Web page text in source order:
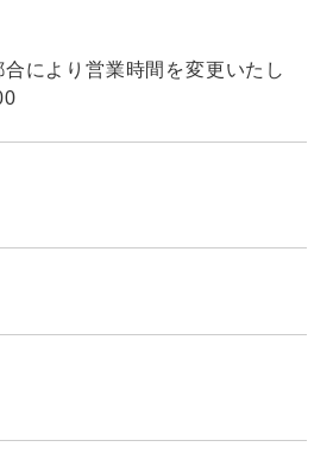
により営業時間を変更いたし